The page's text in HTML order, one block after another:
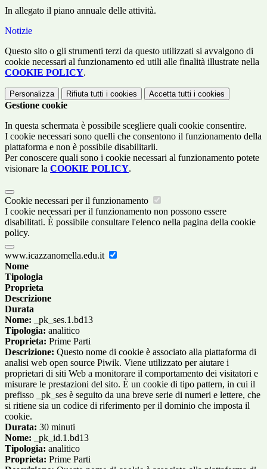
In allegato il piano annuale delle attività.
Notizie
Questo sito o gli strumenti terzi da questo utilizzati si avvalgono di
cookie necessari al funzionamento ed utili alle finalità illustrate nella
COOKIE POLICY.
Personalizza Rifiuta tutti i cookies Accetta tutti i cookies
Gestione cookie
In questa schermata è possibile scegliere quali cookie consentire.
I cookie necessari sono quelli che consentono il funzionamento della
piattaforma e non è possibile disabilitarli.
Per conoscere quali sono i cookie necessari al funzionamento potete
visionare la COOKIE POLICY.
Cookie necessari per il funzionamento
I cookie necessari per il funzionamento non possono essere
disabilitati. È possibile consultare l'elenco nella pagina della cookie
policy.
www.icazzanomella.edu.it
Nome
Tipologia
Proprieta
Descrizione
Durata
Nome: _pk_ses.1.bd13
Tipologia: analitico
Proprieta: Prime Parti
Descrizione: Questo nome di cookie è associato alla piattaforma di
analisi web open source Piwik. Viene utilizzato per aiutare i
proprietari di siti Web a monitorare il comportamento dei visitatori e
misurare le prestazioni del sito. È un cookie di tipo pattern, in cui il
prefisso _pk_ses è seguito da una breve serie di numeri e lettere, che
si ritiene sia un codice di riferimento per il dominio che imposta il
cookie.
Durata: 30 minuti
Nome: _pk_id.1.bd13
Tipologia: analitico
Proprieta: Prime Parti